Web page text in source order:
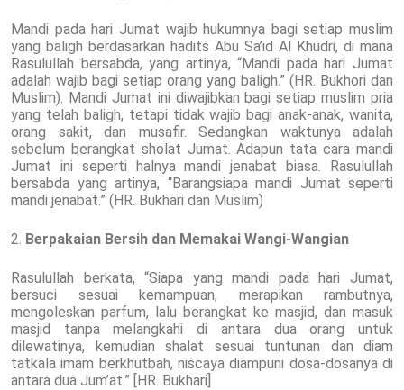
Mandi pada hari Jumat wajib hukumnya bagi setiap muslim
yang baligh berdasarkan hadits Abu Sa’id Al Khudri, di mana
Rasulullah bersabda, yang artinya, “Mandi pada hari Jumat
adalah wajib bagi setiap orang yang baligh.” (HR. Bukhori dan
Muslim). Mandi Jumat ini diwajibkan bagi setiap muslim pria
yang telah baligh, tetapi tidak wajib bagi anak-anak, wanita,
orang sakit, dan musafir. Sedangkan waktunya adalah
sebelum berangkat sholat Jumat. Adapun tata cara mandi
Jumat ini seperti halnya mandi jenabat biasa. Rasulullah
bersabda yang artinya, “Barangsiapa mandi Jumat seperti
mandi jenabat.” (HR. Bukhari dan Muslim)
2. Berpakaian Bersih dan Memakai Wangi-Wangian
Rasulullah berkata, “Siapa yang mandi pada hari Jumat,
bersuci sesuai kemampuan, merapikan rambutnya,
mengoleskan parfum, lalu berangkat ke masjid, dan masuk
masjid tanpa melangkahi di antara dua orang untuk
dilewatinya, kemudian shalat sesuai tuntunan dan diam
tatkala imam berkhutbah, niscaya diampuni dosa-dosanya di
antara dua Jum’at.” [HR. Bukhari]